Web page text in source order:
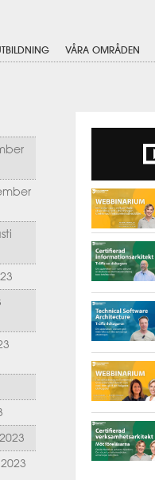
VÅRA OMRÅDEN